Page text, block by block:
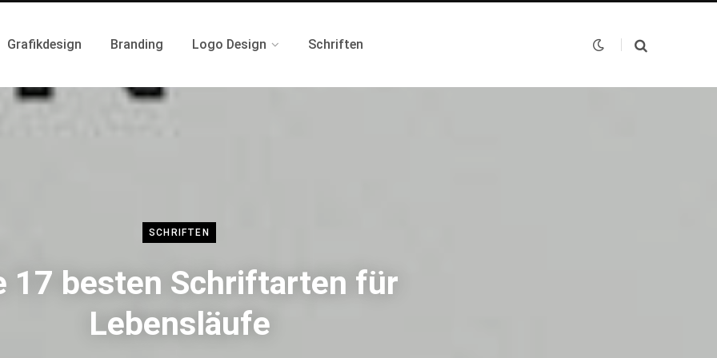
Grafikdesign Branding Logo Design Schriften
SCHRIFTEN
17 besten Schriftarten für
Lebensläufe